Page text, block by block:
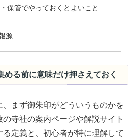
保管でやっておくとよいこと
源
る前に意味だけ押さえておく
まず御朱印がどういうものかを
寺社の案内ページや解説サイト
定義と、初心者が特に理解して